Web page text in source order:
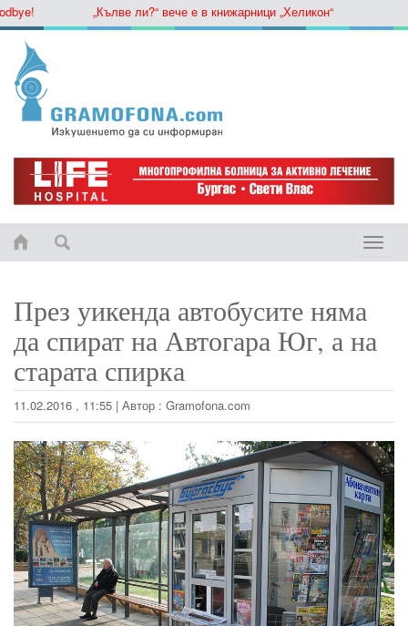
„Кълве ли?“ вече е в книжарници „Хеликон“
Toggle
През уикенда автобусите няма
да спират на Автогара Юг, а на
старата спирка
11.02.2016 , 11:55 | Автор : Gramofona.com